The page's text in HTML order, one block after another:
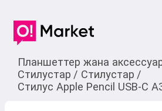
Планшеттер жана
Стилустар / Стилустар /
Стилус Apple Pencil USB-C